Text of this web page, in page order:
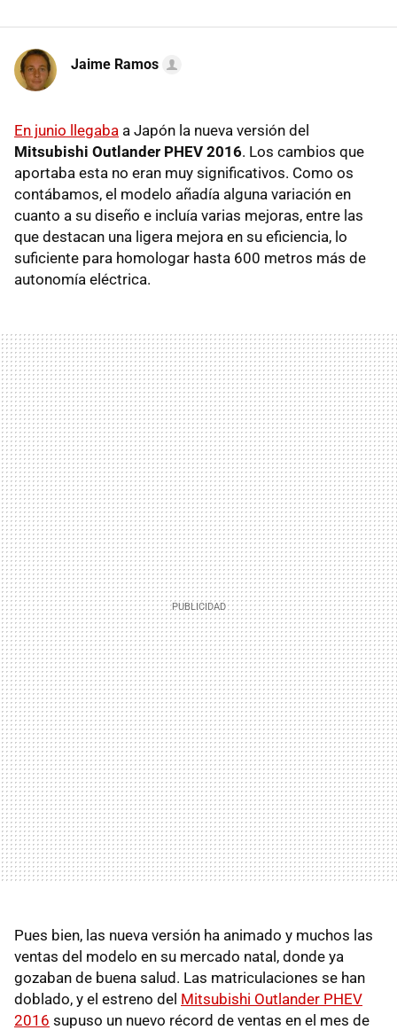
Jaime Ramos
En junio llegaba a Japón la nueva versión del
Mitsubishi Outlander PHEV 2016. Los cambios que
aportaba esta no eran muy significativos. Como os
contábamos, el modelo añadía alguna variación en
cuanto a su diseño e incluía varias mejoras, entre las
que destacan una ligera mejora en su eficiencia, lo
suficiente para homologar hasta 600 metros más de
autonomía eléctrica.
Pues bien, las nueva versión ha animado y muchos las
ventas del modelo en su mercado natal, donde ya
gozaban de buena salud. Las matriculaciones se han
doblado, y el estreno del Mitsubishi Outlander PHEV
2016 supuso un nuevo récord de ventas en el mes de